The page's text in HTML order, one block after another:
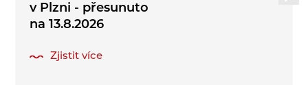
v Plzni - přesunuto
na 13.8.2026
Zjistit více